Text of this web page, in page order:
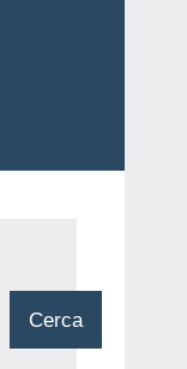
Cerca